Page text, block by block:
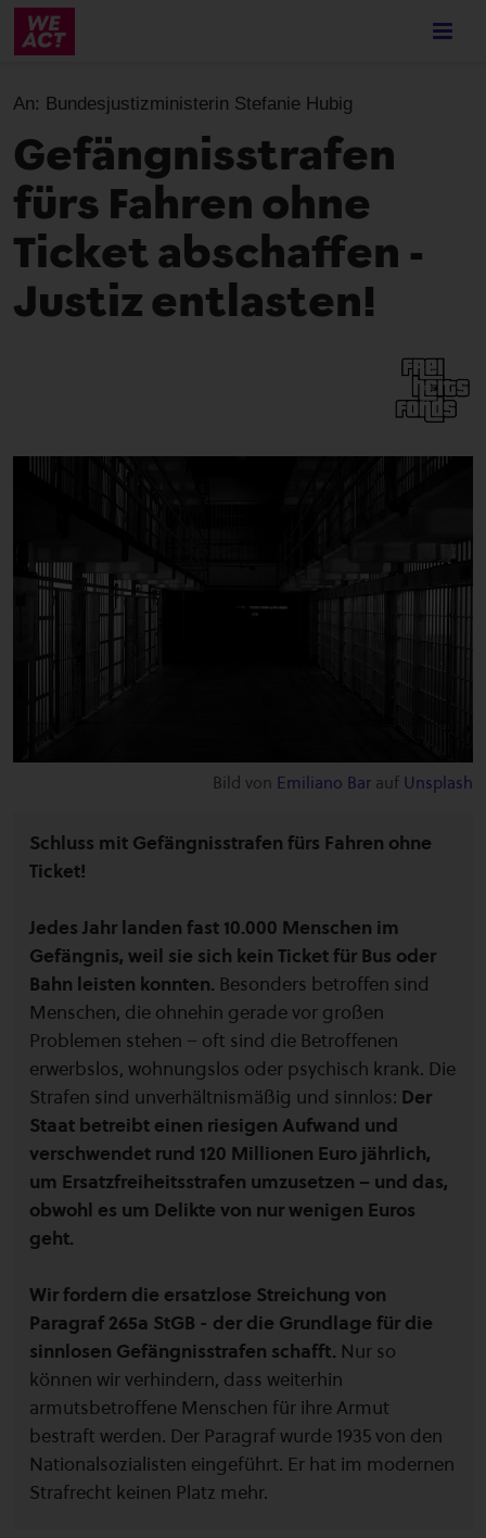
Skip
content
An: Bundesjustizministerin Stefanie Hubig
Gefängnisstrafen
fürs Fahren ohne
Ticket abschaffen -
Justiz entlasten!
Bild von Emiliano Bar auf Unsplash
Schluss mit Gefängnisstrafen fürs Fahren ohne
Ticket!
Jedes Jahr landen fast 10.000 Menschen im
Gefängnis, weil sie sich kein Ticket für Bus oder
Bahn leisten konnten. Besonders betroffen sind
Menschen, die ohnehin gerade vor großen
Problemen stehen – oft sind die Betroffenen
erwerbslos, wohnungslos oder psychisch krank. Die
Strafen sind unverhältnismäßig und sinnlos: Der
Staat betreibt einen riesigen Aufwand und
verschwendet rund 120 Millionen Euro jährlich,
um Ersatzfreiheitsstrafen umzusetzen – und das,
obwohl es um Delikte von nur wenigen Euros
geht.
Wir fordern die ersatzlose Streichung von
Paragraf 265a StGB - der die Grundlage für die
sinnlosen Gefängnisstrafen schafft. Nur so
können wir verhindern, dass weiterhin
armutsbetroffene Menschen für ihre Armut
bestraft werden. Der Paragraf wurde 1935 von den
Nationalsozialisten eingeführt. Er hat im modernen
Strafrecht keinen Platz mehr.